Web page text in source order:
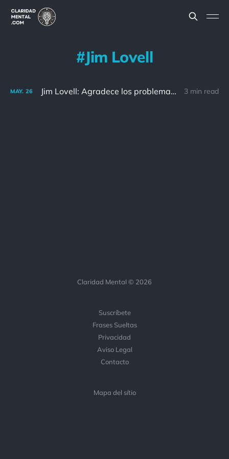
Jim Lovell
MAY. 26 Jim Lovell: Agradece los problemas. Si fueran menos difíciles, alguien con menos capacidad podría tener tu puesto. 3 min read
Claridad Mental © 2026
Suscríbete
Frases Sueltas
Privacidad
Aviso Legal
Contacto
Mapa del sítio